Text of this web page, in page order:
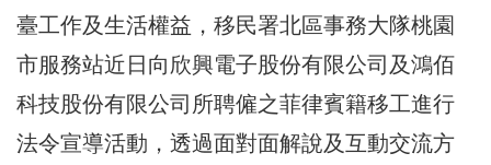
臺工作及生活權益，移民署北區事務大隊桃園
市服務站近日向欣興電子股份有限公司及鴻佰
科技股份有限公司所聘僱之菲律賓籍移工進行
法令宣導活動，透過面對面解說及互動交流方